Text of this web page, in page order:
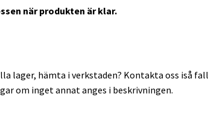
när produkten är klar.
lager, hämta i verkstaden? Kontakta oss iså
om inget annat anges i beskrivningen.